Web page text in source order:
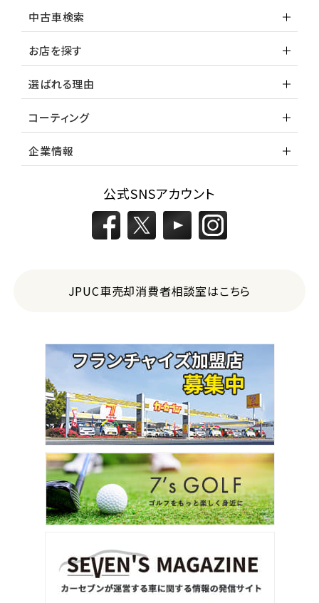
中古車検索
お店を探す
選ばれる理由
コーティング
企業情報
公式SNSアカウント
JPUC車売却消費者相談室はこちら